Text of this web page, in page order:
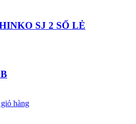
SJ 2 SỐ LẺ
hàng